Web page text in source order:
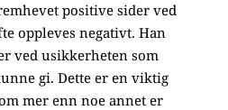
positive sider ved
oppleves negativt. Han
ved usikkerheten som
gi. Dette er en viktig
mer enn noe annet er